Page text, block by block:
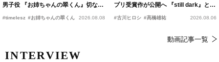
男子役 『お姉ちゃんの翠くん』切ない
#timelesz #お姉ちゃんの翠くん 2026.08.08
プリ受賞作が公開へ 『still dark』と同
#古川ヒロシ #髙橋雄祐 2026.08.06
動画記事一覧
INTERVIEW